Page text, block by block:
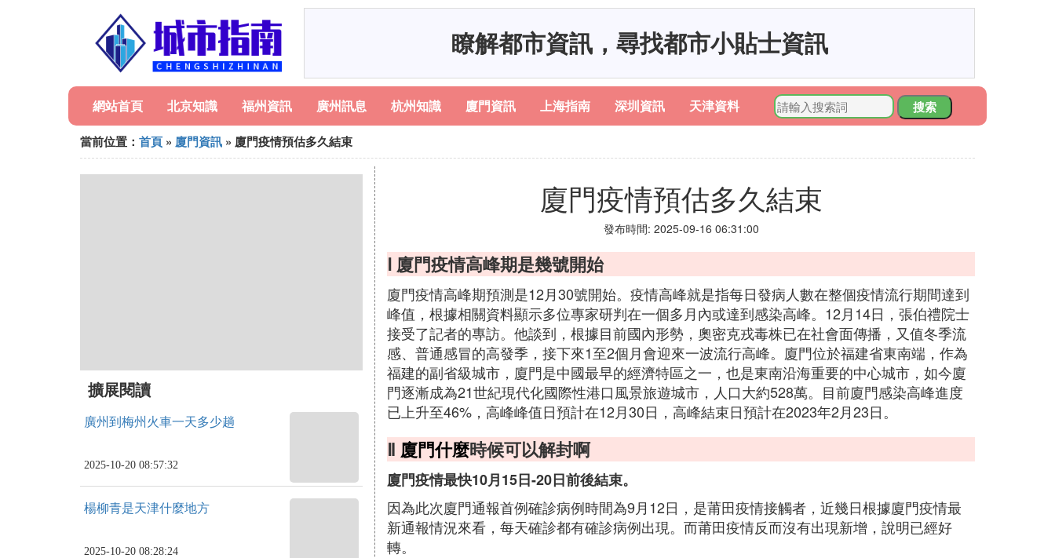
瞭解都市資訊，尋找都市小貼士資訊
網站首頁 北京知識 福州資訊 廣州訊息 杭州知識 廈門資訊 上海指南 深圳資訊 天津資料
搜索
當前位置： 首頁 » 廈門資訊 » 廈門疫情預估多久結束
擴展閱讀
廣州到梅州火車一天多少趟
2025-10-20 08:57:32
楊柳青是天津什麼地方
2025-10-20 08:28:24
廈門疫情預估多久結束
發布時間: 2025-09-16 06:31:00
Ⅰ 廈門疫情高峰期是幾號開始
廈門疫情高峰期預測是12月30號開始。疫情高峰就是指每日發病人數在整個疫情流行期間達到
峰值，根據相關資料顯示多位專家研判在一個多月內或達到感染高峰。12月14日，張伯禮院士
接受了記者的專訪。他談到，根據目前國內形勢，奧密克戎毒株已在社會面傳播，又值冬季流
感、普通感冒的高發季，接下來1至2個月會迎來一波流行高峰。廈門位於福建省東南端，作為
福建的副省級城市，廈門是中國最早的經濟特區之一，也是東南沿海重要的中心城市，如今廈
門逐漸成為21世紀現代化國際性港口風景旅遊城市，人口大約528萬。目前廈門感染高峰進度
已上升至46%，高峰峰值日預計在12月30日，高峰結束日預計在2023年2月23日。
Ⅱ 廈門什麼時候可以解封啊
廈門疫情最快10月15日-20日前後結束。
因為此次廈門通報首例確診病例時間為9月12日，是莆田疫情接觸者，近幾日根據廈門疫情最
新通報情況來看，每天確診都有確診病例出現。而莆田疫情反而沒有出現新增，說明已經好
轉。